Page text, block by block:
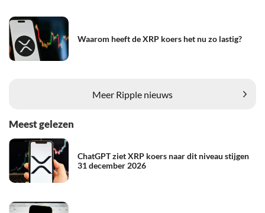
Waarom heeft de XRP koers het nu zo lastig?
Meer Ripple nieuws
Meest gelezen
ChatGPT ziet XRP koers naar dit niveau stijgen
31 december 2026